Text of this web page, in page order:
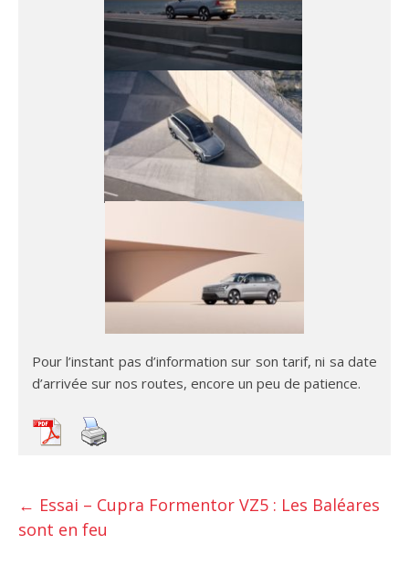
Pour l’instant pas d’information sur son tarif, ni sa date
d’arrivée sur nos routes, encore un peu de patience.
← Essai – Cupra Formentor VZ5 : Les Baléares
sont en feu